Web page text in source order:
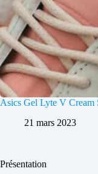
Asics Gel Lyte V Cream
21 mars 2023
Présentation